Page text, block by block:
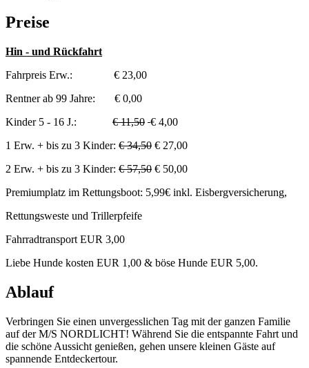
Preise
Hin - und Rückfahrt
Fahrpreis Erw.: € 23,00
Rentner ab 99 Jahre: € 0,00
Kinder 5 - 16 J.: € 11,50 € 4,00
1 Erw. + bis zu 3 Kinder: € 34,50 € 27,00
2 Erw. + bis zu 3 Kinder: € 57,50 € 50,00
Premiumplatz im Rettungsboot: 5,99€ inkl. Eisbergversicherung,
Rettungsweste und Trillerpfeife
Fahrradtransport EUR 3,00
Liebe Hunde kosten EUR 1,00 & böse Hunde EUR 5,00.
Ablauf
Verbringen Sie einen unvergesslichen Tag mit der ganzen Familie
auf der M/S NORDLICHT! Während Sie die entspannte Fahrt und
die schöne Aussicht genießen, gehen unsere kleinen Gäste auf
spannende Entdeckertour.